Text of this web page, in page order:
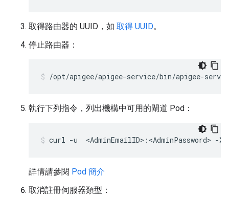
取得路由器的 UUID，如 取得 UUID。
停止路由器：
/opt/apigee/apigee-service/bin/apigee-
執行下列指令，列出機構中可用的閘道 Pod：
curl -u  <AdminEmailID>:<AdminPassword>
詳情請參閱 Pod 簡介
取消註冊伺服器類型：